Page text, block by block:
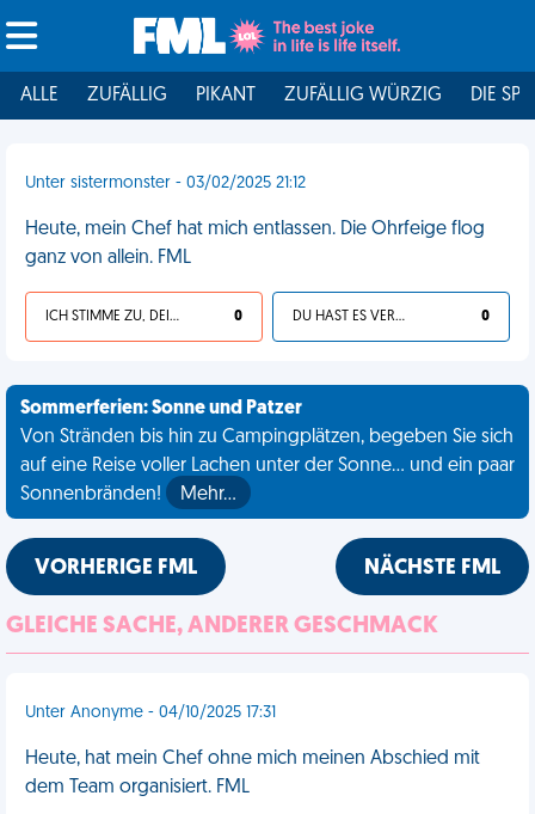
ALLE ZUFÄLLIG PIKANT ZUFÄLLIG WÜRZIG DIE
Unter sistermonster - 03/02/2025 21:12
Heute, mein Chef hat mich entlassen. Die Ohrfeige flog
ganz von allein. FML
ICH STIMME ZU, DEIN LEBEN IST SCHEISSE 0 DU HAST ES VERDIENT 0
Sommerferien: Sonne und Patzer
Von Stränden bis hin zu Campingplätzen, begeben Sie sich
auf eine Reise voller Lachen unter der Sonne... und ein paar
Sonnenbränden!
Mehr…
VORHERIGE FML NÄCHSTE FML
GLEICHE SACHE, ANDERER GESCHMACK
Unter Anonyme - 04/10/2025 17:31
Heute, hat mein Chef ohne mich meinen Abschied mit
dem Team organisiert. FML